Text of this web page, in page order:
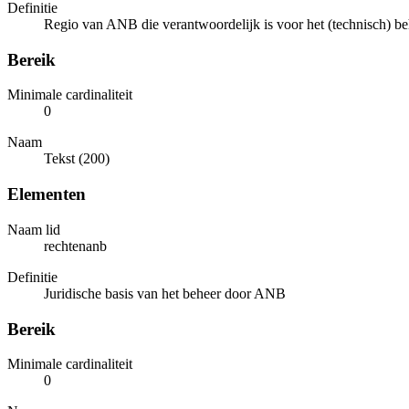
Definitie
Regio van ANB die verantwoordelijk is voor het (technisch)
Bereik
Minimale cardinaliteit
0
Naam
Tekst (200)
Elementen
Naam lid
rechtenanb
Definitie
Juridische basis van het beheer door ANB
Bereik
Minimale cardinaliteit
0